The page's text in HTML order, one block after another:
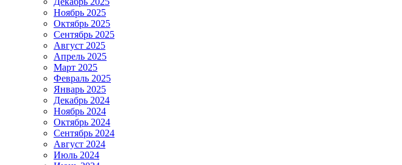
Ноябрь 2025
Октябрь 2025
Сентябрь 2025
Август 2025
Апрель 2025
Март 2025
Февраль 2025
Январь 2025
Декабрь 2024
Ноябрь 2024
Октябрь 2024
Сентябрь 2024
Август 2024
Июль 2024